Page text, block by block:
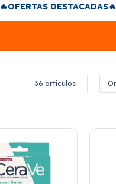
🔥OFERTAS DESTACADAS🔥
36 artículos